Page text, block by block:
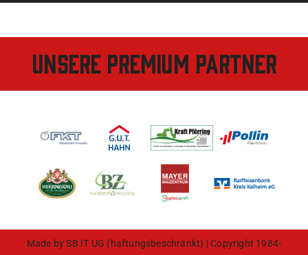
Unsere Premium Partner
Made bySB IT UG (haftungsbeschränkt) | Copyright 1984-